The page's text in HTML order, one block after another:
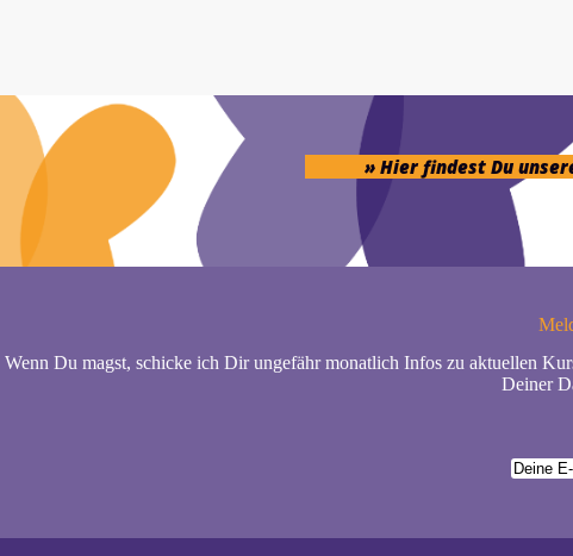
» Hier findest Du
Wenn Du magst, schicke ich Dir ungefähr monatlich Infos zu aktuellen
Deiner